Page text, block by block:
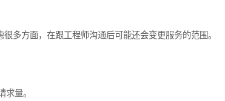
多方面，在跟工程师沟通后可能还会变更服务的范围。
量。